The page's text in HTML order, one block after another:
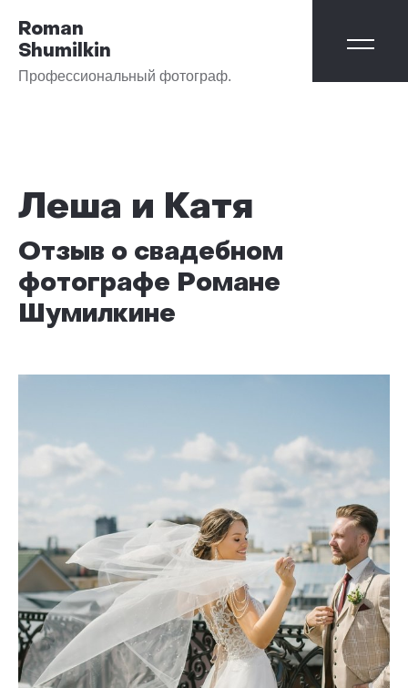
Roman
Shumilkin
Профессиональный фотограф.
Леша и Катя
Отзыв о свадебном
фотографе Романе
Шумилкине